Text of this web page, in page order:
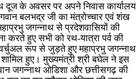
के अवसर पर अपने निवास कार्यालय
बलभद्र जी का मंत्रोच्चार एवं शंख
जगन्नाथ से प्रदेशवासियों की
करते हुए सभी को रथ-यात्रा पर्व की
रूप से जुड़ते हुए महाप्रभु जगन्नाथ
हुए। मुख्यमंत्री श्री बघेल ने इस
जगन्नाथ ओडिशा और छत्तीसगढ़ की